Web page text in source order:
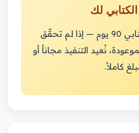
لك
ضمان كتابي 90 يوم — إذا لم تحقّق
نُعيد التنفيذ مجاناً أو
كاملاً.